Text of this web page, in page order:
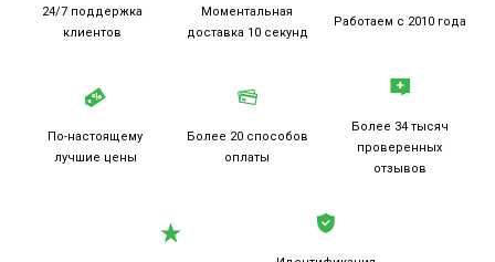
24/7 поддержка
клиентов
Моментальная
доставка 10 секунд
Работаем с 2010 года
По-настоящему
лучшие цены
Более 20 способов
оплаты
Более 34 тысяч
проверенных
отзывов